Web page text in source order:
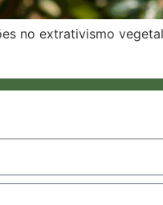
no extrativismo